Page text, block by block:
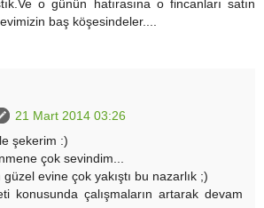
o günün hatırasına o fincanları satın
baş köşesindeler....
21 Mart 2014 03:26
şekerim :)
çok sevindim...
güzel evine çok yakıştı bu nazarlık ;)
konusunda çalışmaların artarak devam